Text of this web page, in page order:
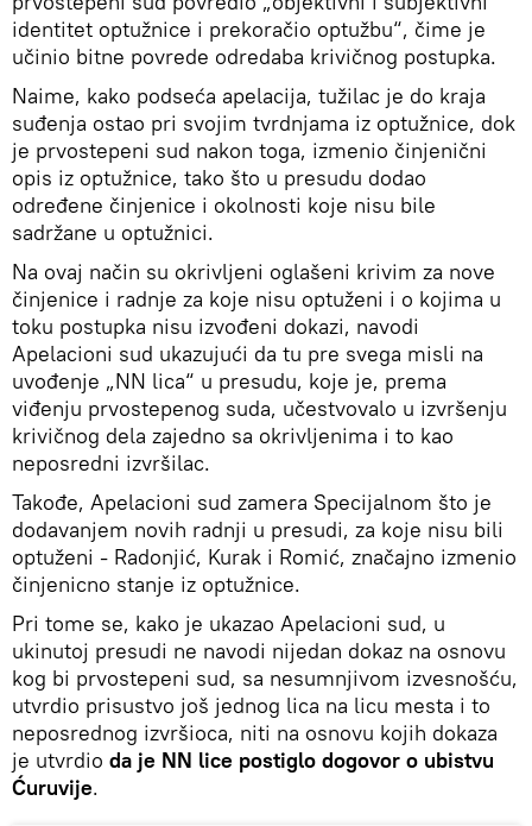
identitet optužnice i prekoračio optužbu“, čime je
učinio bitne povrede odredaba krivičnog postupka.
Naime, kako podseća apelacija, tužilac je do kraja
suđenja ostao pri svojim tvrdnjama iz optužnice, dok
je prvostepeni sud nakon toga, izmenio činjenični
opis iz optužnice, tako što u presudu dodao
određene činjenice i okolnosti koje nisu bile
sadržane u optužnici.
Na ovaj način su okrivljeni oglašeni krivim za nove
činjenice i radnje za koje nisu optuženi i o kojima u
toku postupka nisu izvođeni dokazi, navodi
Apelacioni sud ukazujući da tu pre svega misli na
uvođenje „NN lica“ u presudu, koje je, prema
viđenju prvostepenog suda, učestvovalo u izvršenju
krivičnog dela zajedno sa okrivljenima i to kao
neposredni izvršilac.
Takođe, Apelacioni sud zamera Specijalnom što je
dodavanjem novih radnji u presudi, za koje nisu bili
optuženi - Radonjić, Kurak i Romić, značajno izmenio
činjenicno stanje iz optužnice.
Pri tome se, kako je ukazao Apelacioni sud, u
ukinutoj presudi ne navodi nijedan dokaz na osnovu
kog bi prvostepeni sud, sa nesumnjivom izvesnošću,
utvrdio prisustvo još jednog lica na licu mesta i to
neposrednog izvršioca, niti na osnovu kojih dokaza
je utvrdio da je NN lice postiglo dogovor o ubistvu
Ćuruvije.